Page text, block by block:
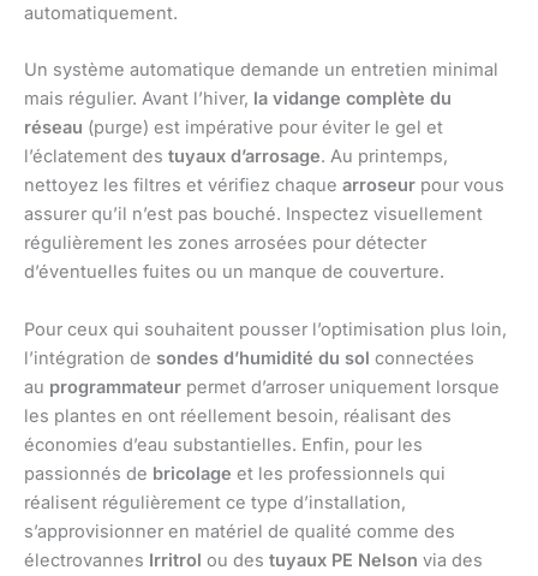
automatiquement.
Un système automatique demande un entretien minimal
mais régulier. Avant l’hiver, la vidange complète du
réseau (purge) est impérative pour éviter le gel et
l’éclatement des tuyaux d’arrosage. Au printemps,
nettoyez les filtres et vérifiez chaque arroseur pour vous
assurer qu’il n’est pas bouché. Inspectez visuellement
régulièrement les zones arrosées pour détecter
d’éventuelles fuites ou un manque de couverture.
Pour ceux qui souhaitent pousser l’optimisation plus loin,
l’intégration de sondes d’humidité du sol connectées
au programmateur permet d’arroser uniquement lorsque
les plantes en ont réellement besoin, réalisant des
économies d’eau substantielles. Enfin, pour les
passionnés de bricolage et les professionnels qui
réalisent régulièrement ce type d’installation,
s’approvisionner en matériel de qualité comme des
électrovannes Irritrol ou des tuyaux PE Nelson via des